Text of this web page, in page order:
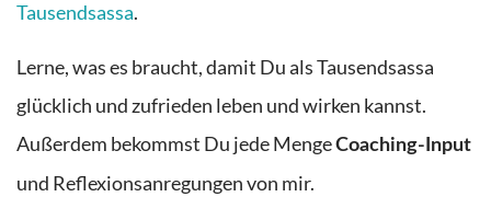
Tausendsassa.
Lerne, was es braucht, damit Du als Tausendsassa
glücklich und zufrieden leben und wirken kannst.
Außerdem bekommst Du jede MengeCoaching-Input
und Reflexionsanregungen von mir.